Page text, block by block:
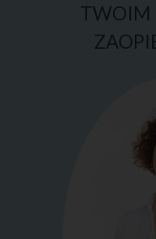
TWOIM